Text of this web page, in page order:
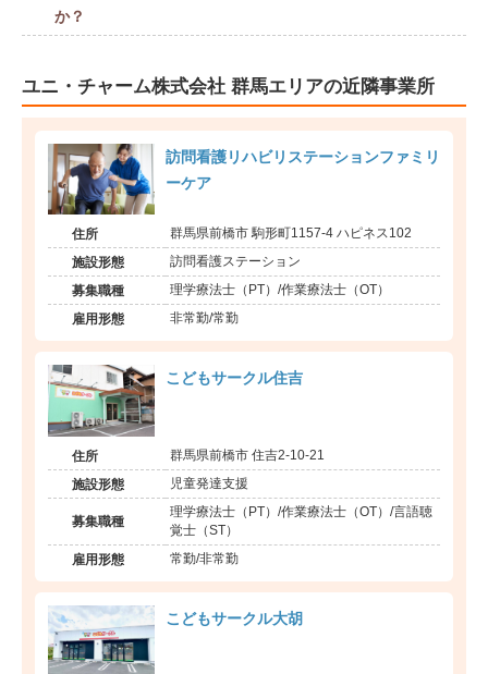
か？
ユニ・チャーム株式会社 群馬エリアの近隣事業所
訪問看護リハビリステーションファミリ
ーケア
住所 群馬県前橋市 駒形町1157-4 ハピネス102
施設形態 訪問看護ステーション
募集職種 理学療法士（PT）/作業療法士（OT）
雇用形態 非常勤/常勤
こどもサークル住吉
住所 群馬県前橋市 住吉2-10-21
施設形態 児童発達支援
募集職種
理学療法士（PT）/作業療法士（OT）/言語聴
覚士（ST）
雇用形態 常勤/非常勤
こどもサークル大胡